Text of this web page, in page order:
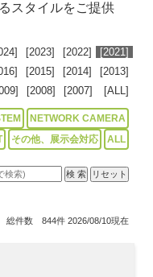
スタイルをご提供
[2023] [2022]
[2021]
[2015] [2014]
[2013]
[2008] [2007] [ALL]
NETWORK CAMERA
その他、展示会対応 ALL
総件数 844件 2026/08/10現在